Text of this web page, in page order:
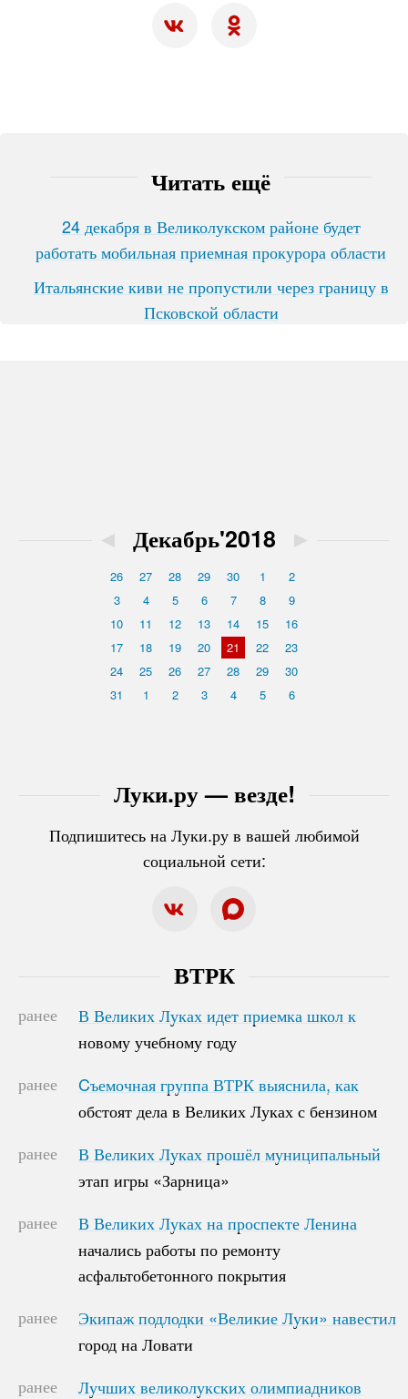
Читать ещё
24 декабря в Великолукском районе будет
работать мобильная приемная прокурора области
Итальянские киви не пропустили через границу в
Псковской области
Луки.ру — везде!
Подпишитесь на Луки.ру в вашей любимой
социальной сети:
◄ Декабрь'2018 ►
26 27 28 29 30 1
2
3
4 5 6 7 8
9
10
11 12 13 14 15
16
17
18 19 20 21 22
23
24
25 26 27 28 29
30
31
1 2 3 4 5 6
ВТРК
ранее
В Великих Луках идет приемка школ к
новому учебному году
В Великих Луках идет приемка школ к
новому учебному году
ранее
Cъемочная группа ВТРК выяснила, как
обстоят дела в Великих Луках с бензином
Cъемочная группа ВТРК выяснила, как
обстоят дела в Великих Луках с бензином
ранее
В Великих Луках прошёл муниципальный
этап игры «Зарница»
В Великих Луках прошёл муниципальный
этап игры «Зарница»
ранее
В Великих Луках на проспекте Ленина
начались работы по ремонту
асфальтобетонного покрытия
В Великих Луках на проспекте Ленина
начались работы по ремонту
асфальтобетонного покрытия
ранее
Экипаж подлодки «Великие Луки» навестил
город на Ловати
Экипаж подлодки «Великие Луки» навестил
город на Ловати
ранее
Лучших великолукских олимпиадников
Лучших великолукских олимпиадников